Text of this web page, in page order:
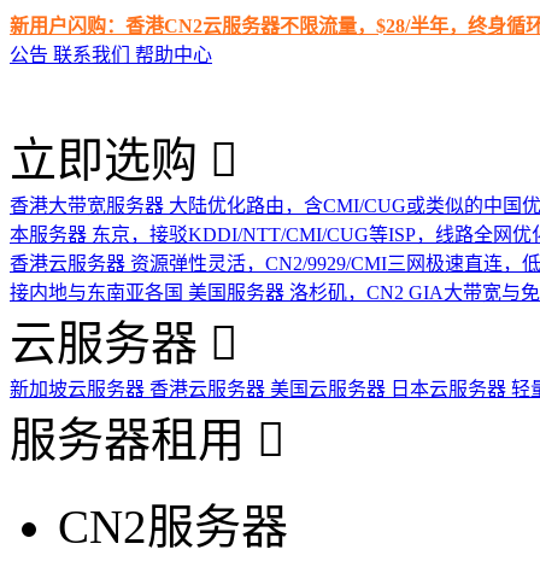
新用户闪购：香港CN2云服务器不限流量，$28/半年，终身循
公告 联系我们 帮助中心
立即选购
香港大带宽服务器 大陆优化路由，含CMI/CUG或类似的中国
本服务器 东京，接驳KDDI/NTT/CMI/CUG等ISP，线路全网优
香港云服务器 资源弹性灵活，CN2/9929/CMI三网极速直连，
接内地与东南亚各国 美国服务器 洛杉矶，CN2 GIA大带宽与
云服务器
新加坡云服务器 香港云服务器 美国云服务器 日本云服务器 轻
服务器租用
CN2服务器